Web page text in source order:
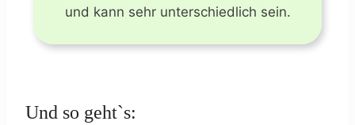
und kann sehr unterschiedlich sein.
Und so geht`s: